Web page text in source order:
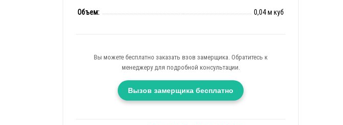
Объем: 0,04 м куб
Вы можете бесплатно заказать взов замерщика. Обратитесь к
менеджеру для подробной консультации.
Вызов замерщика бесплатно